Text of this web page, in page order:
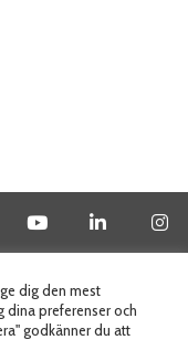
dig den mest
dina preferenser och
godkänner du att